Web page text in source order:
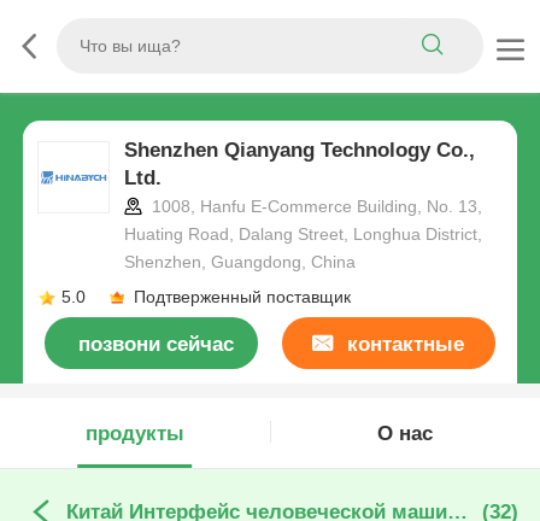
Shenzhen Qianyang Technology Co.,
Ltd.
1008, Hanfu E-Commerce Building, No. 13,
Huating Road, Dalang Street, Longhua District,
Shenzhen, Guangdong, China
5.0
Подтверженный поставщик
позвони сейчас контактные
продукты
О нас
Китай Интерфейс человеческой машины (32)